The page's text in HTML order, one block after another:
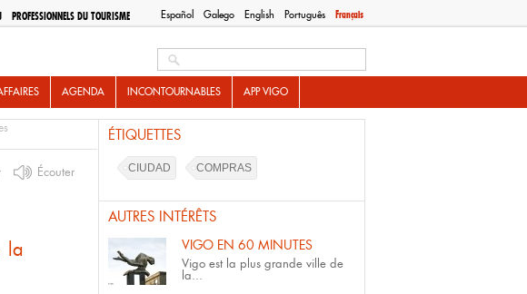
Español Galego English Português Français
PROFESSIONNELS DU TOURISME
AGENDA INCONTOURNABLES APP VIGO
Écouter
la
ÉTIQUETTES
CIUDAD COMPRAS
AUTRES INTÉRÊTS
VIGO EN 60 MINUTES
Vigo est la plus grande ville de
la...